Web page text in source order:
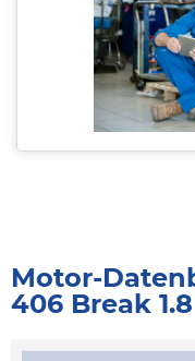
Motor-
406 Break 1.8